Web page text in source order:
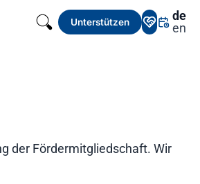
Unterstützen
de
en
der Fördermitgliedschaft. Wir